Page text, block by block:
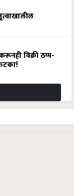
विक्री ठप्प-